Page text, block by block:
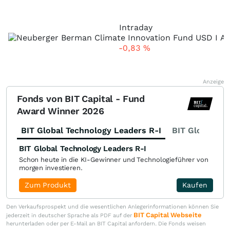
Intraday
-0,83 %
Anzeige
Fonds von BIT Capital - Fund
Award Winner 2026
BIT Global Technology Leaders R-I BIT Global
BIT Global Technology Leaders R-I
Schon heute in die KI-Gewinner und Technologieführer von
morgen investieren.
Kaufen
Zum Produkt
Den Verkaufsprospekt und die wesentlichen Anlegerinformationen können Sie
jederzeit in deutscher Sprache als PDF auf der BIT Capital Webseite
herunterladen oder per E-Mail an BIT Capital anfordern. Die Fonds weisen